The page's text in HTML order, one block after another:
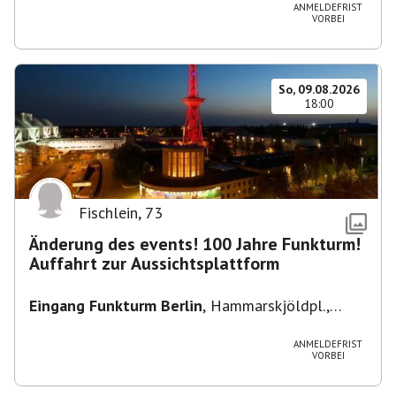
ANMELDEFRIST
VORBEI
So, 09.08.2026
18:00
Fischlein, 73
Änderung des events! 100 Jahre Funkturm!
Auffahrt zur Aussichtsplattform
Eingang Funkturm Berlin, Hammarskjöldpl.,
ANMELDEFRIST
VORBEI